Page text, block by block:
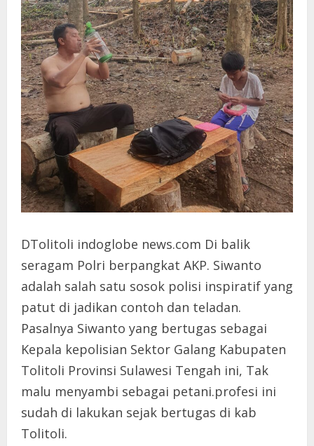
DTolitoli indoglobe news.com Di balik
seragam Polri berpangkat AKP. Siwanto
adalah salah satu sosok polisi inspiratif yang
patut di jadikan contoh dan teladan.
Pasalnya Siwanto yang bertugas sebagai
Kepala kepolisian Sektor Galang Kabupaten
Tolitoli Provinsi Sulawesi Tengah ini, Tak
malu menyambi sebagai petani.profesi ini
sudah di lakukan sejak bertugas di kab
Tolitoli.